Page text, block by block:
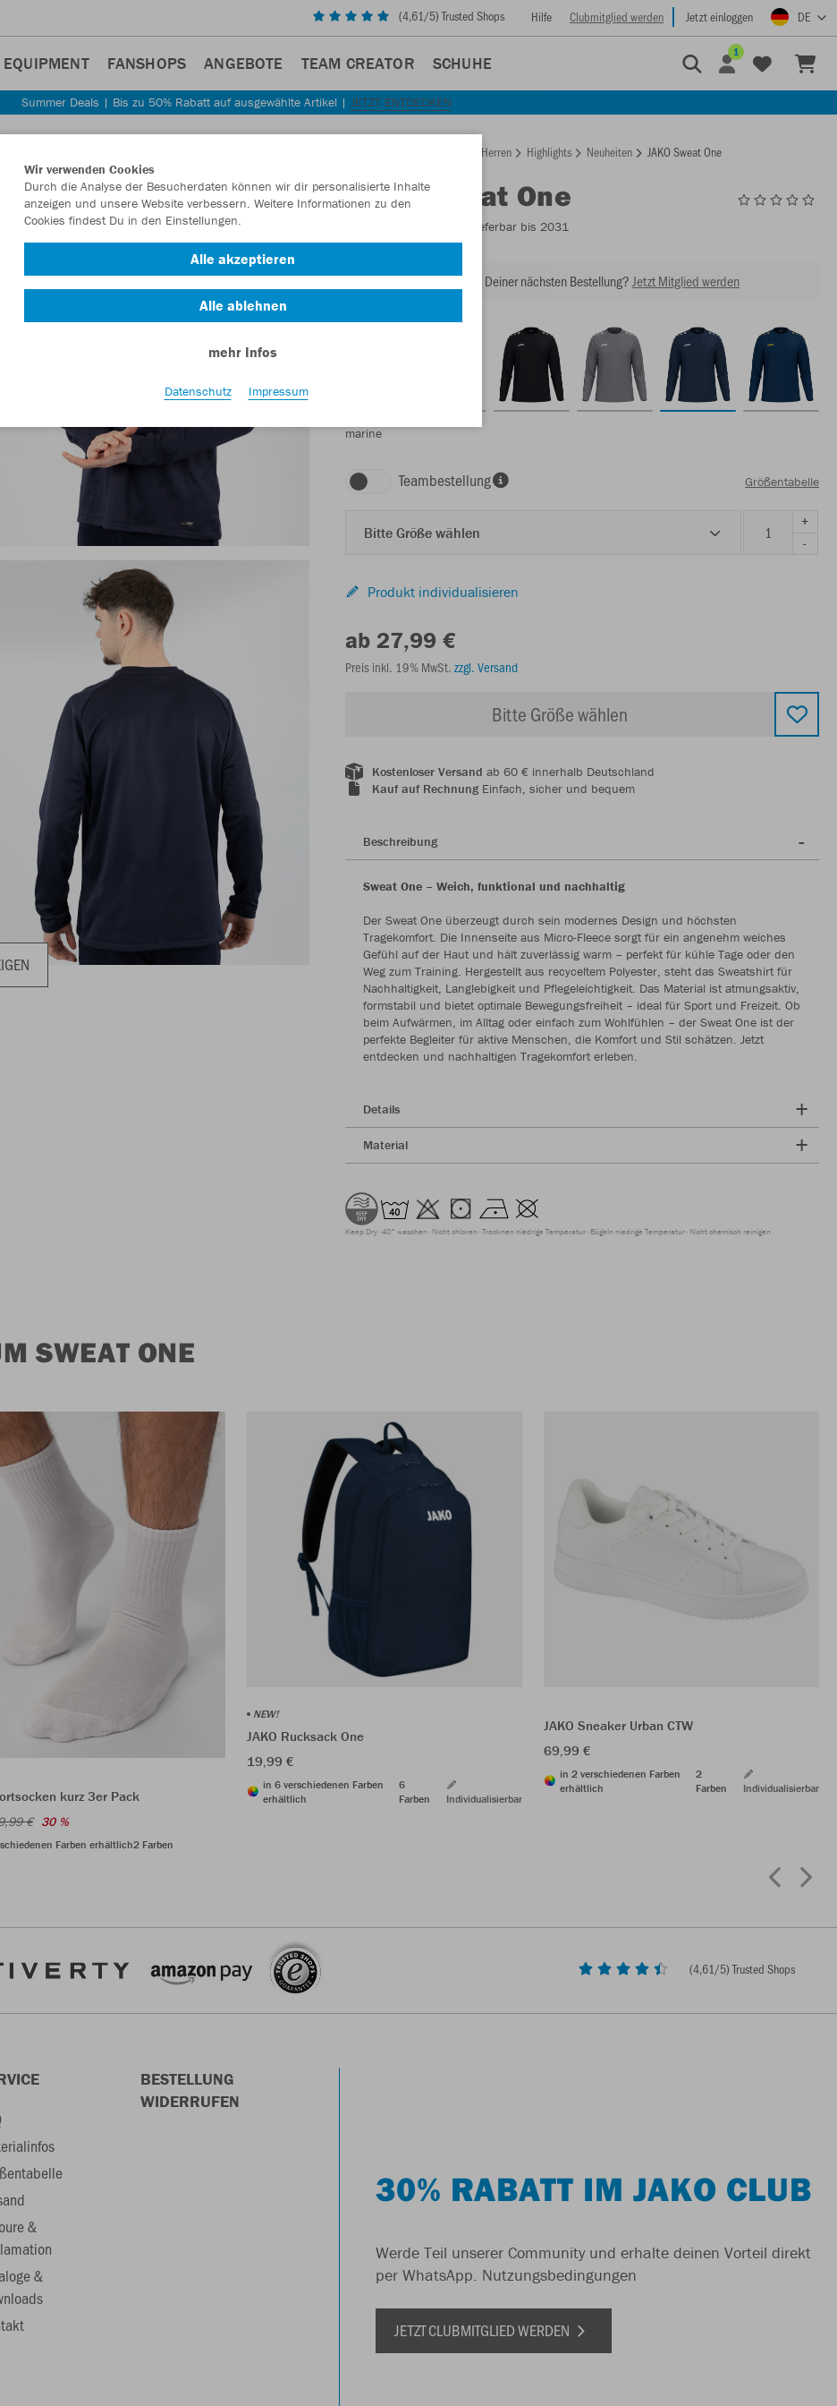
(4,61/5) Trusted Shops Hilfe Clubmitglied werden Jetzt einloggen DE
EQUIPMENT FANSHOPS ANGEBOTE TEAM CREATOR SCHUHE
1
Summer Deals | Bis zu 50% Rabatt auf ausgewählte Artikel | JETZT ENTDECKEN
Herren Highlights Neuheiten JAKO Sweat One
JAKOSweat One
- Lieferbar bis 2031
Lust auf 30% Rabatt bei Deiner nächsten Bestellung? Jetzt Mitglied werden
marine
Teambestellung Größentabelle
Bitte Größe wählen
+
-
Produkt individualisieren
ab 27,99 €
Preis inkl. 19% MwSt. zzgl. Versand
Bitte Größe wählen
Kostenloser Versand ab 60 € innerhalb Deutschland
Kauf auf RechnungEinfach, sicher und bequem
Beschreibung
Sweat One – Weich, funktional und nachhaltig
Der Sweat One überzeugt durch sein modernes Design und höchsten
Tragekomfort. Die Innenseite aus Micro-Fleece sorgt für ein angenehm weiches
Gefühl auf der Haut und hält zuverlässig warm – perfekt für kühle Tage oder den
Weg zum Training. Hergestellt aus recyceltem Polyester, steht das Sweatshirt für
Nachhaltigkeit, Langlebigkeit und Pflegeleichtigkeit. Das Material ist atmungsaktiv,
formstabil und bietet optimale Bewegungsfreiheit – ideal für Sport und Freizeit. Ob
beim Aufwärmen, im Alltag oder einfach zum Wohlfühlen – der Sweat One ist der
perfekte Begleiter für aktive Menschen, die Komfort und Stil schätzen. Jetzt
entdecken und nachhaltigen Tragekomfort erleben.
Details
Material
Keep Dry 40° waschen Nicht chloren Trocknen niedrige Temperatur Bügeln niedrige Temperatur Nicht chemisch reinigen
SWEAT ONE
kurz 3er Pack
€ 30 %
Farben erhältlich2 Farben
NEW!
JAKO Rucksack One
19,99 €
in 6 verschiedenen Farben
erhältlich
6
Farben
Individualisierbar
JAKO Sneaker Urban CTW
69,99 €
in 2 verschiedenen Farben
erhältlich
2
Farben
Individualisierbar
(4,61/5) Trusted Shops
&
&
BESTELLUNG
WIDERRUFEN
30% RABATT IM JAKO CLUB
Werde Teil unserer Community und erhalte deinen Vorteil direkt
per WhatsApp. Nutzungsbedingungen
JETZT CLUBMITGLIED WERDEN
Wir verwenden Cookies
Durch die Analyse der Besucherdaten können wir dir personalisierte Inhalte
anzeigen und unsere Website verbessern. Weitere Informationen zu den
Cookies findest Du in den Einstellungen.
Alle akzeptieren
Alle ablehnen
mehr Infos
Datenschutz Impressum